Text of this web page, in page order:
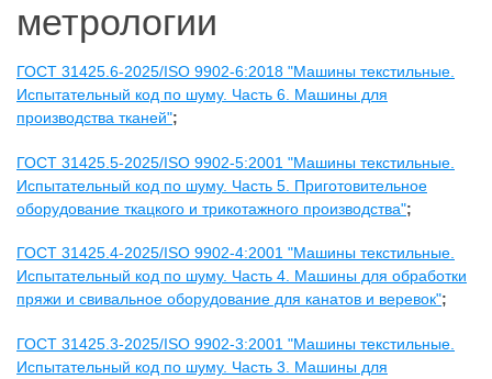
метрологии
ГОСТ 31425.6-2025/ISO 9902-6:2018 "Машины текстильные.
Испытательный код по шуму. Часть 6. Машины для
производства тканей";
ГОСТ 31425.5-2025/ISO 9902-5:2001 "Машины текстильные.
Испытательный код по шуму. Часть 5. Приготовительное
оборудование ткацкого и трикотажного производства";
ГОСТ 31425.4-2025/ISO 9902-4:2001 "Машины текстильные.
Испытательный код по шуму. Часть 4. Машины для обработки
пряжи и свивальное оборудование для канатов и веревок";
ГОСТ 31425.3-2025/ISO 9902-3:2001 "Машины текстильные.
Испытательный код по шуму. Часть 3. Машины для